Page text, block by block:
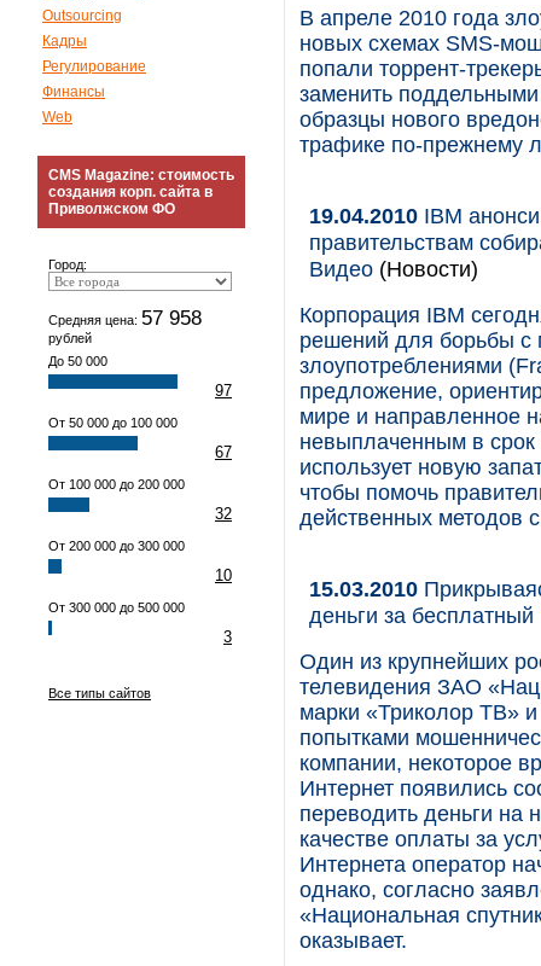
Outsourcing
Кадры
Регулирование
Финансы
Web
CMS Magazine: стоимость
создания корп. сайта в
Приволжском ФО
Город:
Средняя цена: 57 958
рублей
До 50 000
97
От 50 000 до 100 000
67
От 100 000 до 200 000
32
От 200 000 до 300 000
10
От 300 000 до 500 000
3
Все типы сайтов
В апреле 2010 года
новых схемах SMS-
попали торрент-
заменить
образцы нового
трафике по-прежнему
19.04.2010 IBM
правительствам
Видео (Новости)
Корпорация IBM
решений для борьбы с
злоупотреблениями
предложение,
мире и направленное
невыплаченным в
использует новую
чтобы помочь
действенных методов
15.03.2010
деньги за бесплатный
Один из крупнейших
телевидения ЗАО
марки «Триколор ТВ»
попытками
компании, некоторое
Интернет появились
переводить деньги на
качестве оплаты за
Интернета оператор
однако, согласно
«Национальная
оказывает.